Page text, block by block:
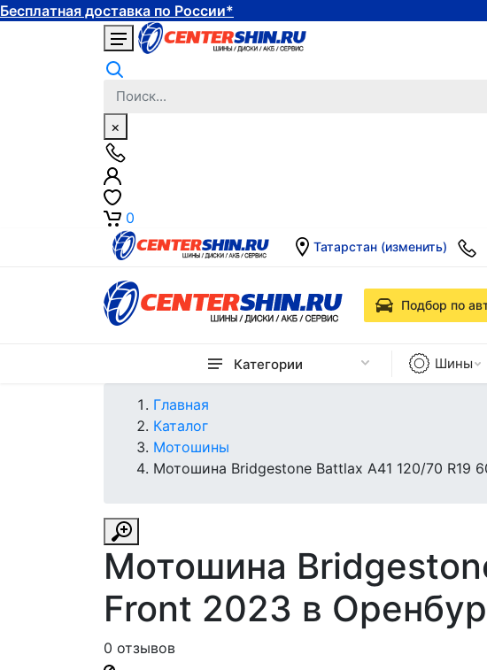
Бесплатная доставка по России*
×
0
Татарстан (изменить)
Категории Шины
Подбор по
Главная
Каталог
Мотошины
Мотошина Bridgestone Battlax A41 120/70 R19
Мотошина
Front 2023 в
0 отзывов